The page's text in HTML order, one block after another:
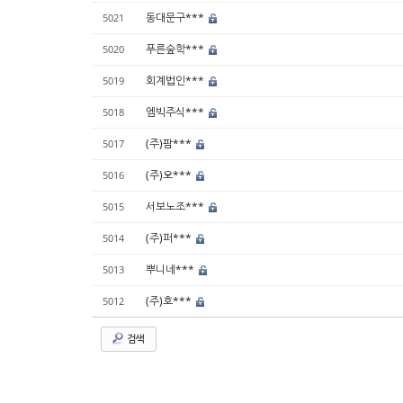
5021 동대문구***
5020 푸른숲학***
5019 회계법인***
5018 엠빅주식***
5017 (주)팜***
5016 (주)오***
5015 서보노조***
5014 (주)퍼***
5013 뿌니네***
5012 (주)호***
검색